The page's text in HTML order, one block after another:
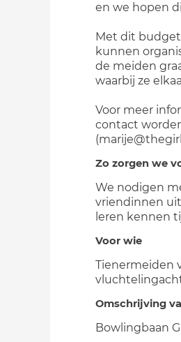
en we hopen
Met dit
kunnen
de meiden
waarbij ze
Voor meer
contact
Zo zorgen we
We nodigen
vriendinnen
leren kennen
Voor wie
Tienermeiden
Omschrijving
Bowlingbaan